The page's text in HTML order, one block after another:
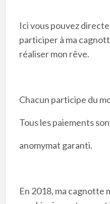
Ici vous pouvez
participer à ma
réaliser mon rêve.
Chacun participe du
Tous les paiements
anomymat garanti.
En 2018, ma cagnotte